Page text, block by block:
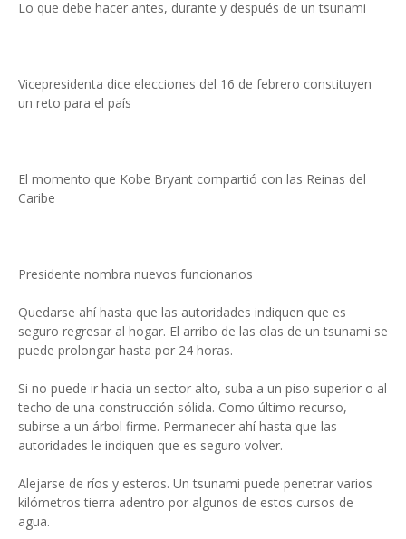
Lo que debe hacer antes, durante y después de un tsunami
Vicepresidenta dice elecciones del 16 de febrero constituyen
un reto para el país
El momento que Kobe Bryant compartió con las Reinas del
Caribe
Presidente nombra nuevos funcionarios
Quedarse ahí hasta que las autoridades indiquen que es
seguro regresar al hogar. El arribo de las olas de un tsunami se
puede prolongar hasta por 24 horas.
Si no puede ir hacia un sector alto, suba a un piso superior o al
techo de una construcción sólida. Como último recurso,
subirse a un árbol firme. Permanecer ahí hasta que las
autoridades le indiquen que es seguro volver.
Alejarse de ríos y esteros. Un tsunami puede penetrar varios
kilómetros tierra adentro por algunos de estos cursos de
agua.